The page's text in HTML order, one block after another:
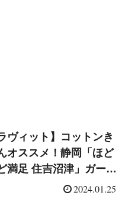
ヴィット】コットンき
オススメ！静岡「ほど
満足 住吉沼津」ガーリ
ステーキ（2024/1/25）
2024.01.25